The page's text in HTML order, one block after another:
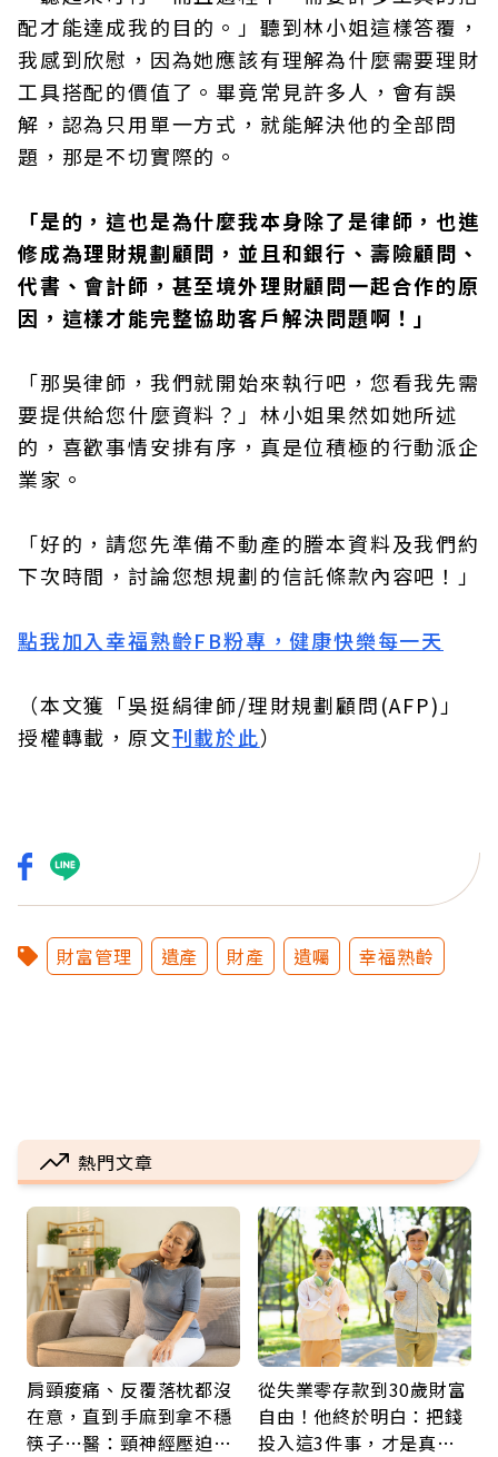
配才能達成我的目的。」聽到林小姐這樣答覆，
我感到欣慰，因為她應該有理解為什麼需要理財
工具搭配的價值了。畢竟常見許多人，會有誤
解，認為只用單一方式，就能解決他的全部問
題，那是不切實際的。
「是的，這也是為什麼我本身除了是律師，也進
修成為理財規劃顧問，並且和銀行、壽險顧問、
代書、會計師，甚至境外理財顧問一起合作的原
因，這樣才能完整協助客戶解決問題啊！」
「那吳律師，我們就開始來執行吧，您看我先需
要提供給您什麼資料？」林小姐果然如她所述
的，喜歡事情安排有序，真是位積極的行動派企
業家。
「好的，請您先準備不動產的謄本資料及我們約
下次時間，討論您想規劃的信託條款內容吧！」
點我加入幸福熟齡FB粉專，健康快樂每一天
（本文獲「吳挺絹律師/理財規劃顧問(AFP)」
授權轉載，原文刊載於此）
財富管理 遺產 財產 遺囑 幸福熟齡
熱門文章
肩頸痠痛、反覆落枕都沒
在意，直到手麻到拿不穩
筷子…醫：頸神經壓迫上
從失業零存款到30歲財富
自由！他終於明白：把錢
投入這3件事，才是真正